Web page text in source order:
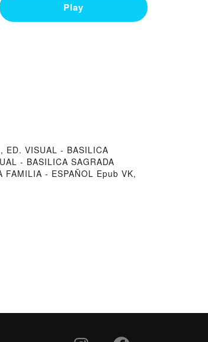
Play
ED. VISUAL - BASILICA
- BASILICA SAGRADA
FAMILIA - ESPAÑOL Epub VK,